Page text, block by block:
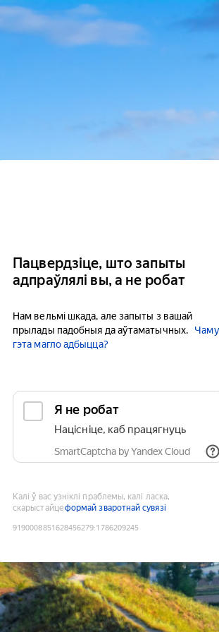
Пацвердзіце, што запыты
адпраўлялі вы, а не робат
Нам вельмі шкада, але запыты з вашай
прылады падобныя да аўтаматычных.
Чаму
гэта магло адбыцца?
Я не робат
Націсніце, каб працягнуць
SmartCaptcha by Yandex Cloud
Калі ў вас узніклі праблемы, калі ласка,
скарыстайцеформай зваротнай сувязі
9190008851628456279:1786209245